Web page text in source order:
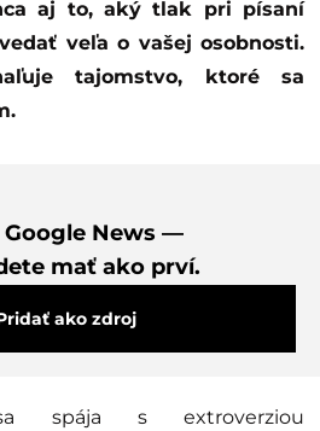
aj to, aký tlak pri písaní
veľa o vašej osobnosti.
tajomstvo, ktoré sa
News —
mať ako prví.
ako zdroj
spája s extroverziou